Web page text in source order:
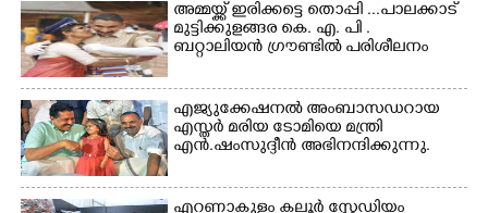
അമ്മയ്ക്ക് ഇരിക്കട്ടെ തൊപ്പി ...പാലക്കാട്
മുട്ടിക്കുളങ്ങര കെ. എ. പി .
ബറ്റാലിയൻ ഗ്രൗണ്ടിൽ പരിശീലനം
എജ്യുക്കേഷനൽ അംബാസഡറായ
എസ്തർ മരിയ ടോമിയെ മന്ത്രി
എൻ.ഷംസുദ്ദീൻ അഭിനന്ദിക്കുന്നു.